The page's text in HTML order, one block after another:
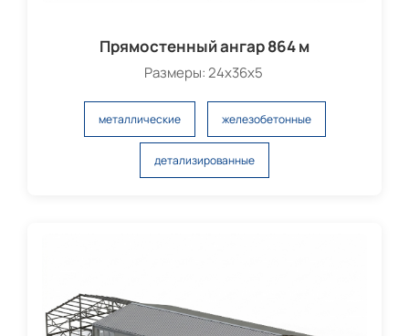
Прямостенный ангар 864 м
Размеры: 24х36х5
металлические железобетонные
детализированные